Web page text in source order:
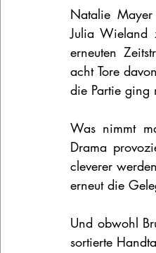
Natalie Mayer
Julia Wieland
erneuten
acht Tore
die Partie
Was nimmt
Drama
cleverer
erneut die
Und obwohl
sortierte